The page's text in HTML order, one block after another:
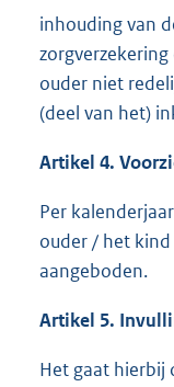
inhouding van
ouder niet
(deel van het)
Artikel 4.
Per
ouder / het
aangeboden.
Artikel 5.
Het gaat hierbij